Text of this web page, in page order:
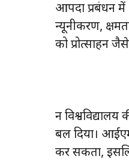
आपदा प्रबंधन में
न्यूनीकरण,
को प्रोत्साहन
दून
बल दिया।
कर सकता,